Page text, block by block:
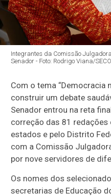
Integrantes da Comissão
Senador - Foto: Rodrigo Viana/
Com o tema “Democracia
construir um debate
Senador entrou na reta
correção das 81 redações
estados e pelo Distrito
com a Comissão
por nove servidores de
Os nomes dos
secretarias de Educação